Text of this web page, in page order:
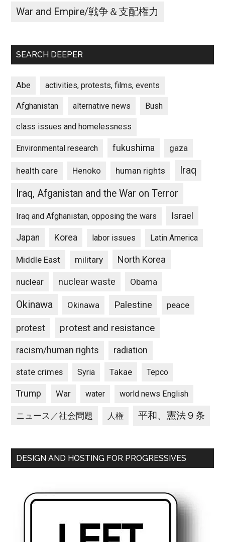
War and Empire/戦争＆支配権力
SEARCH DEEPER
Abe activities, protests, films, events
Afghanistan alternative news Bush
class issues and homelessness
Environmental research fukushima gaza
health care Henoko human rights
Iraq
Iraq, Afganistan and the War on Terror
Iraq and Afghanistan, opposing the wars Israel
Japan Korea labor issues Latin America
Middle East military North Korea
nuclear nuclear waste Obama
Okinawa Okinawa Palestine peace
protest protest and resistance
racism/human rights radiation
state crimes Syria Takae Tepco
Trump War water world news English
ニュース／社会問題 人権 平和、憲法９条
DESIGN AND HOSTING FOR PROGRESSIVES